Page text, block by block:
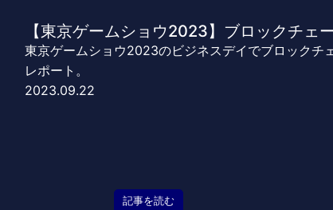
【東京ゲームショウ2023】ブロックチェ
東京ゲームショウ2023のビジネスデイでブロックチ
レポート。
2023.09.22
記事を読む